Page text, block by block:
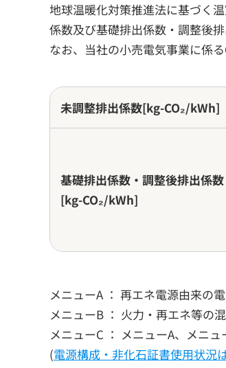
地球温暖化対策推進法に基づく
係数及び基礎排出係数・調整後
なお、当社の小売電気事業に係
未調整排出係数[kg-CO₂/kWh]
基礎排出係数・ 調整後排出係数
[kg-CO₂/kWh]
メニューA ： 再エネ電源由来の
メニューB ： 火力・再エネ等の
メニューC ： メニューA、メニュ
(電源構成・非化石証書使用状況